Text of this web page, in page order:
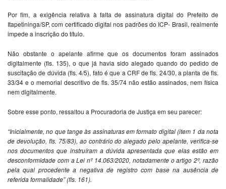
Por fim, a exigência relativa à falta de assinatura digital do Prefeito de
Itapetininga/SP, com certificado digital nos padrões do ICP- Brasil, realmente
impede a inscrição do título.
Não obstante o apelante afirme que os documentos foram assinados
digitalmente (fls. 135), o que já havia sido alegado quando do pedido de
suscitação de dúvida (fls. 4/5), fato é que a CRF de fls. 24/30, a planta de fls.
33/34 e o memorial descritivo de fls. 35/74 não estão assinados, nem física
nem digitalmente.
Sobre esse ponto, ressaltou a Procuradoria de Justiça em seu parecer:
“Inicialmente, no que tange às assinaturas em formato digital (item 1 da nota
de devolução, fls. 75/83), ao contrário do alegado pelo apelante, verifica-se
nos documentos que instruíram a dúvida apresentada que elas estão em
desconformidade com a Lei nº 14.063/2020, notadamente o artigo 2º, razão
pela qual procedente a negativa de registro com base na ausência de
referida formalidade” (fls. 161).